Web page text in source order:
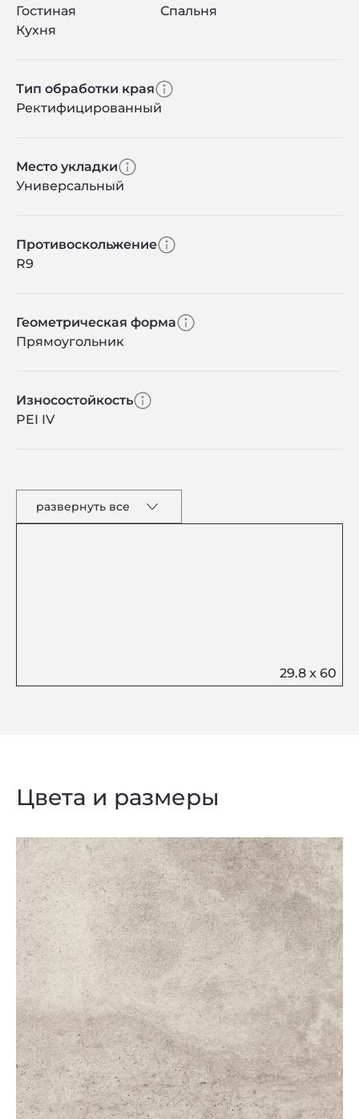
Гостиная
Спальня
Кухня
Тип обработки края
Ректифицированный
Место укладки
Универсальный
Противоскольжение
R9
Геометрическая форма
Прямоугольник
Износостойкость
PEI IV
развернуть все
Цвета и размеры